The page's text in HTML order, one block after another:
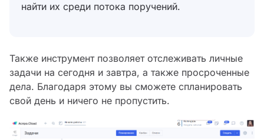
найти их среди потока поручений.
Также инструмент позволяет отслеживать личные
задачи на сегодня и завтра, а также просроченные
дела. Благодаря этому вы сможете спланировать
свой день и ничего не пропустить.